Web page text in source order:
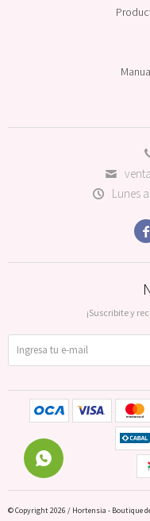
Lunes

¡Suscribite y
© Copyright 2026 / Hortensia - Boutique